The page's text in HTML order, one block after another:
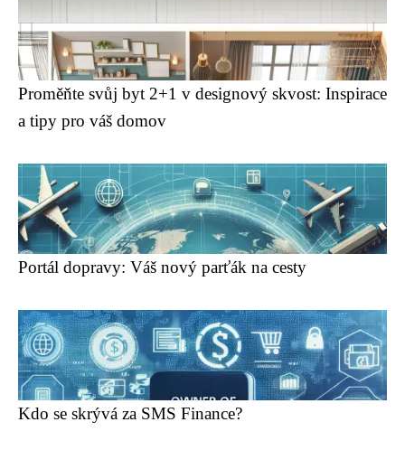
Proměňte svůj byt 2+1 v designový skvost: Inspirace
a tipy pro váš domov
Portál dopravy: Váš nový parťák na cesty
Kdo se skrývá za SMS Finance?